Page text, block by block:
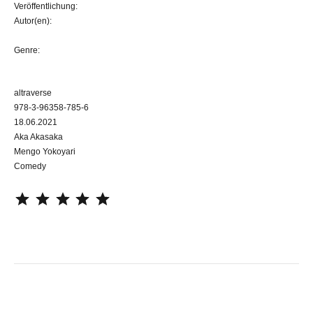
Veröffentlichung:
Autor(en):
Genre:
altraverse
978-3-96358-785-6
18.06.2021
Aka Akasaka
Mengo Yokoyari
Comedy